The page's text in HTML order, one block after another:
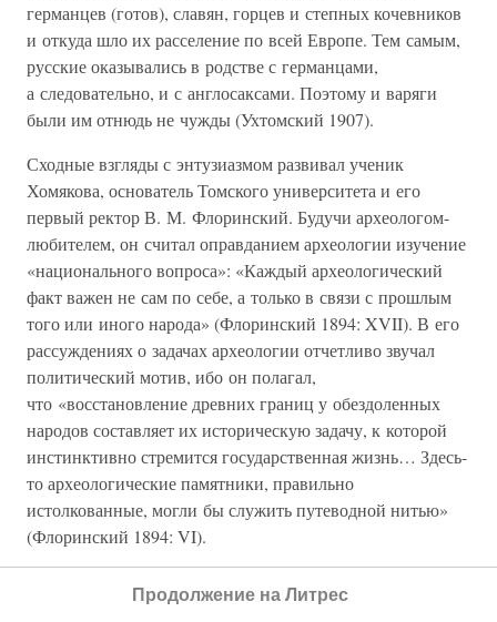
германцев (готов), славян, горцев и степных кочевников
и откуда шло их расселение по всей Европе. Тем самым,
русские оказывались в родстве с германцами,
а следовательно, и с англосаксами. Поэтому и варяги
были им отнюдь не чужды (Ухтомский 1907).
Сходные взгляды с энтузиазмом развивал ученик
Хомякова, основатель Томского университета и его
первый ректор В. М. Флоринский. Будучи археологом-
любителем, он считал оправданием археологии изучение
«национального вопроса»: «Каждый археологический
факт важен не сам по себе, а только в связи с прошлым
того или иного народа» (Флоринский 1894: XVII). В его
рассуждениях о задачах археологии отчетливо звучал
политический мотив, ибо он полагал,
что «восстановление древних границ у обездоленных
народов составляет их историческую задачу, к которой
инстинктивно стремится государственная жизнь… Здесь-
то археологические памятники, правильно
истолкованные, могли бы служить путеводной нитью»
(Флоринский 1894: VI).
над тюркской, финской или монгольской и помещал
Продолжение на Литрес